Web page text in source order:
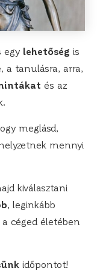
egy lehetőség is
a tanulásra, arra,
és az
meglásd,
mennyi
kiválasztani
, leginkább
céged életében
időpontot!